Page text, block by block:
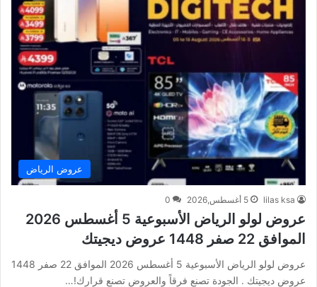
عروض الرياض
lilas ksa 5 أغسطس,2026 0
عروض لولو الرياض الأسبوعية 5 أغسطس 2026
الموافق 22 صفر 1448 عروض ديجيتك
عروض لولو الرياض الأسبوعية 5 أغسطس 2026 الموافق 22 صفر 1448
عروض ديجيتك . الجودة تصنع فرقاً والعروض تصنع قرارك!…